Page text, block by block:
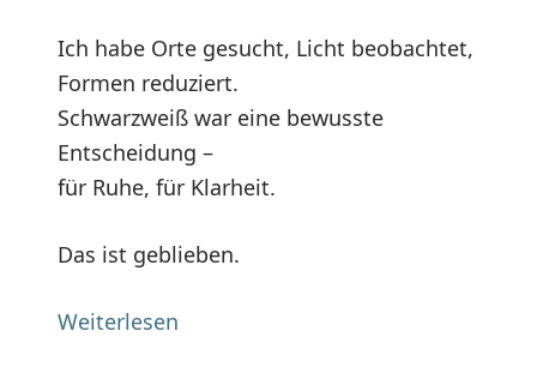
Ich habe Orte gesucht, Licht beobachtet,
Formen reduziert.
Schwarzweiß war eine bewusste
Entscheidung –
für Ruhe, für Klarheit.
Das ist geblieben.
Weiterlesen